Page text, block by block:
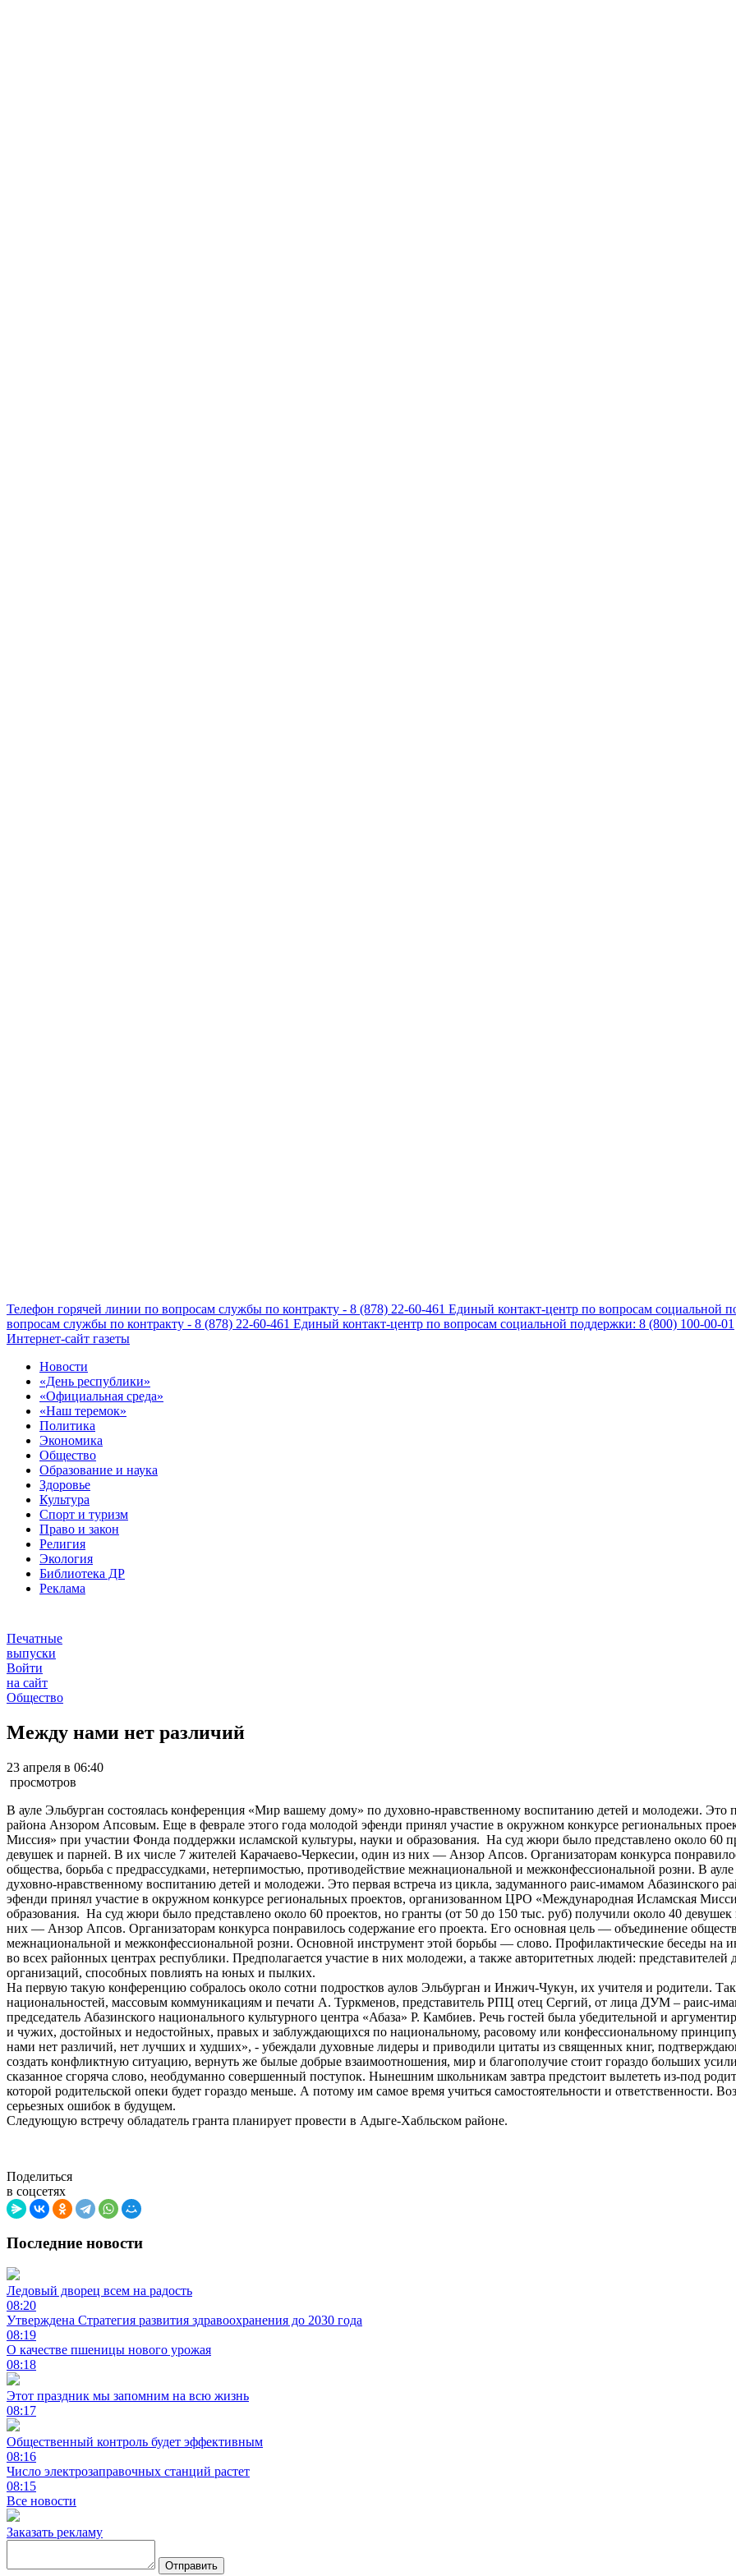
Телефон горячей линии по вопросам службы по контракту - 8 (878) 22-60-461 Единый контакт-центр по вопросам социальной
вопросам службы по контракту - 8 (878) 22-60-461 Единый контакт-центр по вопросам социальной поддержки: 8 (800) 100-00-01
Интернет-сайт газеты
Новости
«День республики»
«Официальная среда»
«Наш теремок»
Политика
Экономика
Общество
Образование и наука
Здоровье
Культура
Спорт и туризм
Право и закон
Религия
Экология
Библиотека ДР
Реклама
Печатные
выпуски
Войти
на сайт
Общество
Между нами нет различий
23 апреля в 06:40
просмотров
В ауле Эльбурган состоялась конференция «Мир вашему дому» по духовно-­нравственному воспитанию детей и молодежи. Это
района Анзором Апсовым. Еще в феврале этого года молодой эфенди принял участие в окружном конкурсе региональных
Миссия» при участии Фонда поддержки исламской культуры, науки и образования. На суд жюри было представлено около 60
девушек и парней. В их числе 7 жителей Карачаево-­Черкесии, один из них — Анзор Апсов. Организаторам конкурса
общества, борьба с предрассудками, нетерпимостью, противодействие межнациональной и межконфессиональной розни. В
духовно-­нравственному воспитанию детей и молодежи. Это первая встреча из цикла, задуманного раис­-имамом Абазинского
эфенди принял участие в окружном конкурсе региональных проектов, организованном ЦРО «Международная Исламская
образования. На суд жюри было представлено около 60 проектов, но гранты (от 50 до 150 тыс. руб) получили около 40
них — Анзор Апсов. Организаторам конкурса понравилось содержание его проекта. Его основная цель — объединение
межнациональной и межконфессиональной розни. Основной инструмент этой борьбы — слово. Профилактические беседы на
во всех районных центрах республики. Предполагается участие в них молодежи, а также авторитетных людей: представителей
организаций, способных повлиять на юных и пылких.
На первую такую конференцию собралось около сотни подростков аулов Эльбурган и Инжич­-Чукун, их учителя и родители.
национальностей, массовым коммуникациям и печати А. Туркменов, представитель РПЦ отец Сергий, от лица ДУМ – раис-­
председатель Абазинского национального культурного центра «Абаза» Р. Камбиев. Речь гостей была убедительной и
и чужих, достойных и недостойных, правых и заблуждающихся по национальному, расовому или конфессиональному
нами нет различий, нет лучших и худших», ­- убеждали духовные лидеры и приводили цитаты из священных книг,
создать конфликтную ситуацию, вернуть же былые добрые взаимоотношения, мир и благополучие стоит гораздо больших
сказанное сгоряча слово, необдуманно совершенный поступок. Нынешним школьникам завтра предстоит вылететь из­-под
которой родительской опеки будет гораздо меньше. А потому им самое время учиться самостоятельности и
серьезных ошибок в будущем.
Следующую встречу обладатель гранта планирует провести в Адыге­-Хабльском районе.
Поделиться
в соцсетях
Последние новости
Ледовый дворец всем на радость
08:20
Утверждена Стратегия развития здравоохранения до 2030 года
08:19
О качестве пшеницы нового урожая
08:18
Этот праздник мы запомним на всю жизнь
08:17
Общественный контроль будет эффективным
08:16
Число электрозаправочных станций растет
08:15
Все новости
Заказать рекламу
Отправить